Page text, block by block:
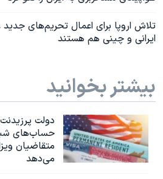
تلاش اروپا برای اعمال تحریم‌های
ایرانی‌ و چینی‌ هم هستند
بیشتر بخوانید
دولت
حساب‌های
متقاضیان
می‌دهد